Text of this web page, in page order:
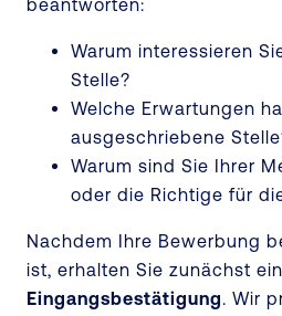
beantworten:
Warum interessieren
Stelle?
Welche Erwartungen
ausgeschriebene
Warum sind Sie Ihrer
oder die Richtige für
Nachdem Ihre Bewerbung
ist, erhalten Sie zunächst
Eingangsbestätigung. Wir